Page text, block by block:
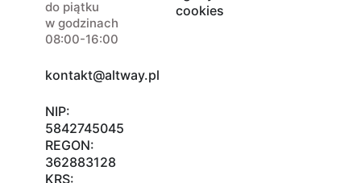
do piątku
w godzinach
08:00-16:00
kontakt@altway.pl
NIP:
5842745045
REGON:
362883128
KRS:
cookies